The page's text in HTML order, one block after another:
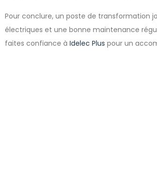
Pour conclure, un poste de transformation
électriques et une bonne maintenance
faites confiance à Idelec Plus pour un